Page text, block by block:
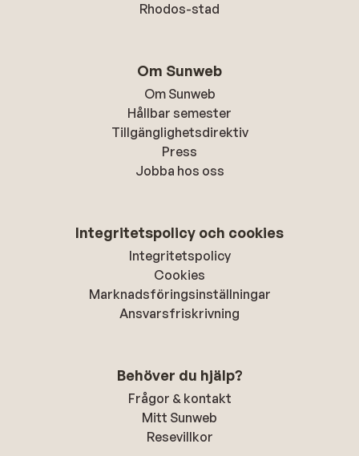
Rhodos-stad
Om Sunweb
Om Sunweb
Hållbar semester
Tillgänglighetsdirektiv
Press
Jobba hos oss
Integritetspolicy och cookies
Integritetspolicy
Cookies
Marknadsföringsinställningar
Ansvarsfriskrivning
Behöver du hjälp?
Frågor & kontakt
Mitt Sunweb
Resevillkor